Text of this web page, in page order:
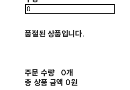
품절된 상품입니다.
주문 수량
0개
총 상품 금액 0원